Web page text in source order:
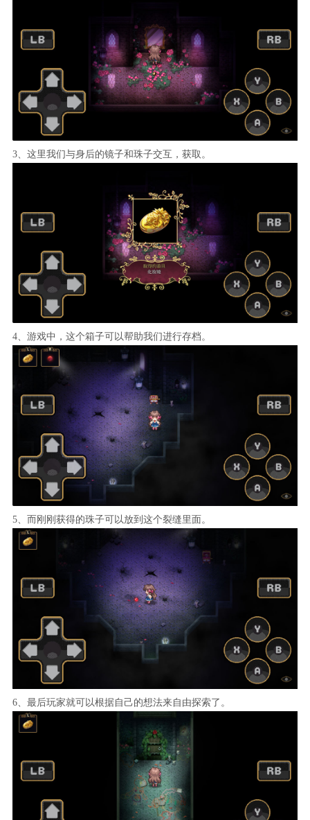
3、这里我们与身后的镜子和珠子交互，获取。
4、游戏中，这个箱子可以帮助我们进行存档。
5、而刚刚获得的珠子可以放到这个裂缝里面。
6、最后玩家就可以根据自己的想法来自由探索了。